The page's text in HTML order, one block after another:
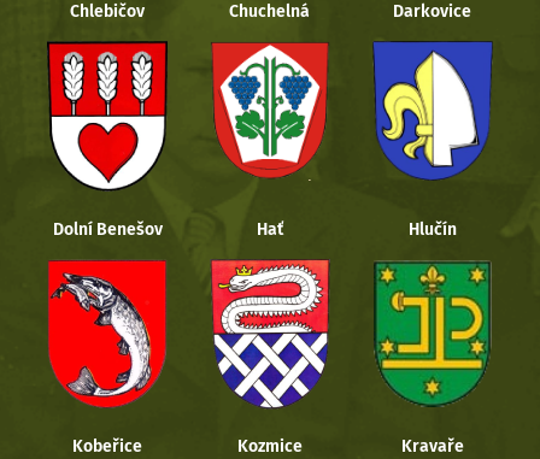
Chlebičov Chuchelná Darkovice
Dolní Benešov Hať Hlučín
Kobeřice Kozmice Kravaře